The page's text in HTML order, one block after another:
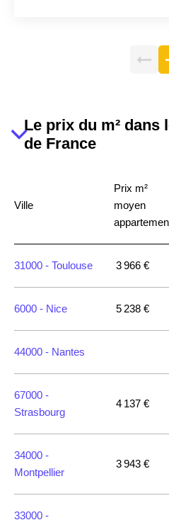
Le prix du m² dans
de France
Ville
Prix m²
moyen
31000 - Toulouse 3 966 €
6000 - Nice 5 238 €
44000 - Nantes
67000 -
Strasbourg
4 137 €
34000 -
Montpellier
3 943 €
33000 -